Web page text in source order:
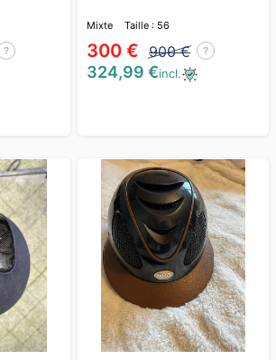
?
Mixte Taille : 56
300 € 900 € ?
324,99 €incl.